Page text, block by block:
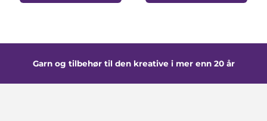
Garn og tilbehør til den kreative i mer enn 20 år